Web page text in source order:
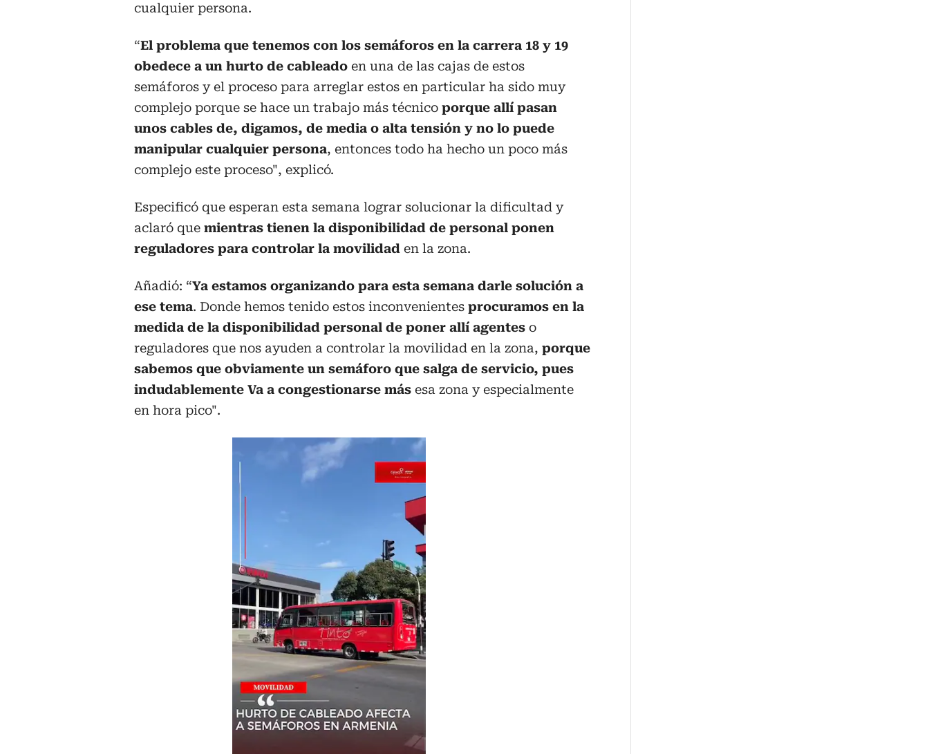
cualquier persona.
“El problema que tenemos con los semáforos en la carrera 18 y 19
obedece a un hurto de cableado en una de las cajas de estos
semáforos y el proceso para arreglar estos en particular ha sido muy
complejo porque se hace un trabajo más técnico porque allí pasan
unos cables de, digamos, de media o alta tensión y no lo puede
manipular cualquier persona, entonces todo ha hecho un poco más
complejo este proceso", explicó.
Especificó que esperan esta semana lograr solucionar la dificultad y
aclaró que mientras tienen la disponibilidad de personal ponen
reguladores para controlar la movilidad en la zona.
Añadió: “Ya estamos organizando para esta semana darle solución a
ese tema. Donde hemos tenido estos inconvenientes procuramos en la
medida de la disponibilidad personal de poner allí agentes o
reguladores que nos ayuden a controlar la movilidad en la zona, porque
sabemos que obviamente un semáforo que salga de servicio, pues
indudablemente Va a congestionarse más esa zona y especialmente
en hora pico".